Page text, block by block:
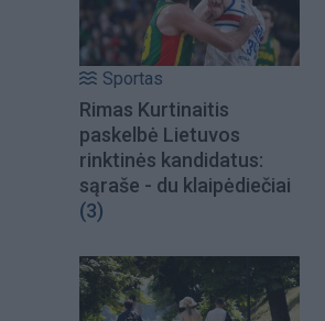
Sportas
Rimas Kurtinaitis
paskelbė Lietuvos
rinktinės kandidatus:
sąraše - du klaipėdiečiai
(3)